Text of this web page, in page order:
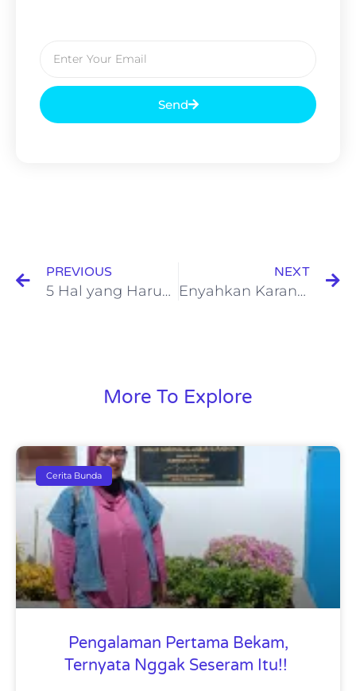
Send
PREVIOUS
5 Hal yang Harus Dilakukan untuk Sambut Tahun Ajaran Baru
NEXT
Enyahkan Karang Gigi dengan Mengunyah
More To Explore
Cerita Bunda
Pengalaman Pertama Bekam,
Ternyata Nggak Seseram Itu!!